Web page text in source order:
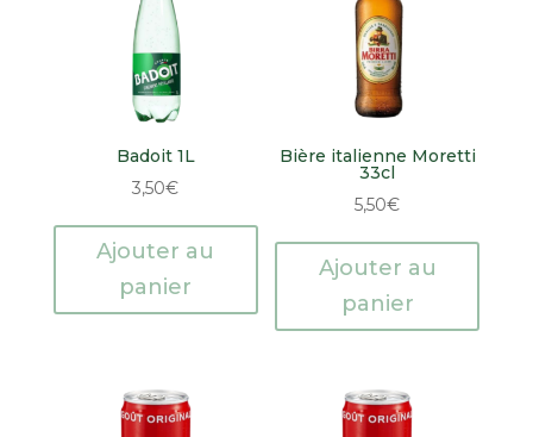
Badoit 1L
3,50€
Ajouter au
panier
Bière italienne Moretti
33cl
5,50€
Ajouter au
panier